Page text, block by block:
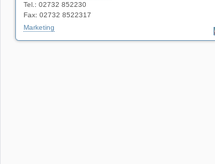
Tel.: 02732 852230
Fax: 02732 8522317
Marketing